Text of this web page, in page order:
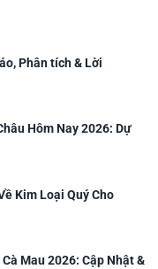
Phân tích & Lời
Hôm Nay 2026: Dự
Kim Loại Quý Cho
Mau 2026: Cập Nhật &